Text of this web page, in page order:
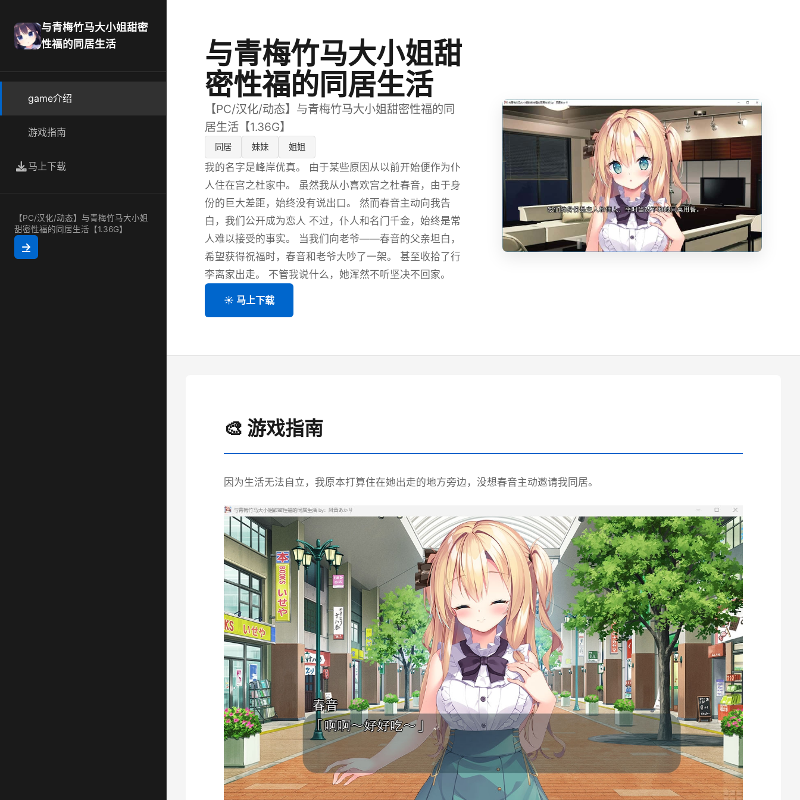
与青梅竹马大小姐甜密
性福的同居生活
game介绍
游戏指南
马上下载
【PC/汉化/动态】与青梅竹马大小姐
甜密性福的同居生活【1.36G】
与青梅竹马大小姐甜
密性福的同居生活
【PC/汉化/动态】与青梅竹马大小姐甜密性福的同
居生活【1.36G】
同居 妹妹 姐姐
我的名字是峰岸优真。 由于某些原因从以前开始便作为仆
人住在宫之杜家中。 虽然我从小喜欢宫之杜春音，由于身
份的巨大差距，始终没有说出口。 然而春音主动向我告
白，我们公开成为恋人 不过，仆人和名门千金，始终是常
人难以接受的事实。 当我们向老爷——春音的父亲坦白，
希望获得祝福时，春音和老爷大吵了一架。 甚至收拾了行
李离家出走。 不管我说什么，她浑然不听坚决不回家。
☀️ 马上下载
🎨 游戏指南
因为生活无法自立，我原本打算住在她出走的地方旁边，没想春音主动邀请我同居。